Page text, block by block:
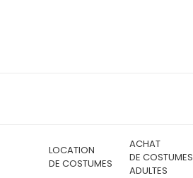
LOCATION
DE COSTUMES
ACHAT
DE COSTUMES
ADULTES